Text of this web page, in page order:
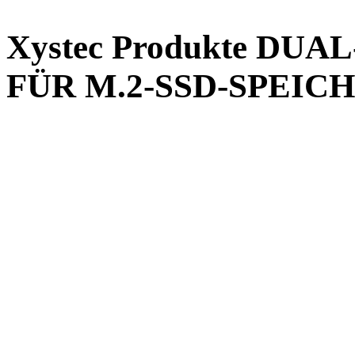
Xystec Produkte
FÜR M.2-SSD-